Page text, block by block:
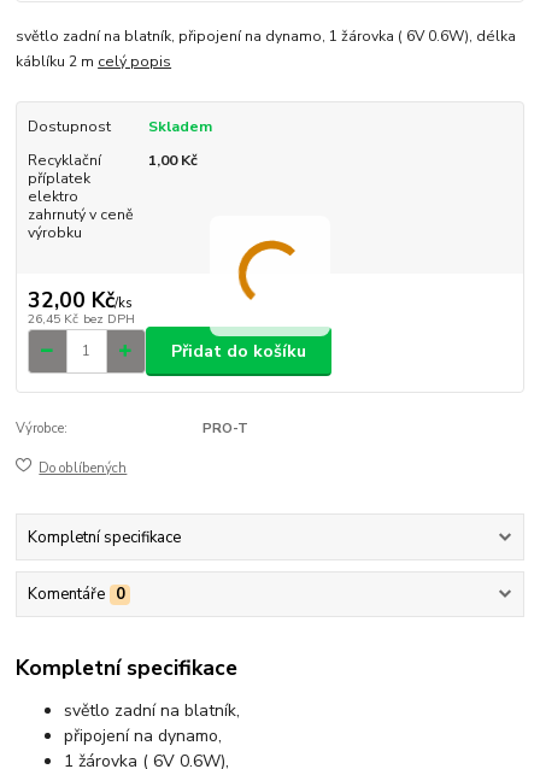
světlo zadní na blatník, připojení na dynamo, 1 žárovka ( 6V 0.6W), délka
káblíku 2 m celý popis
Dostupnost
Skladem
Recyklační
příplatek
elektro
zahrnutý v ceně
výrobku
1,00 Kč
32,00 Kč/ks
26,45 Kč bez DPH
Přidat do košíku
Výrobce: PRO-T
Do oblíbených
Kompletní specifikace
Komentáře 0
Kompletní specifikace
světlo zadní na blatník,
připojení na dynamo,
1 žárovka ( 6V 0.6W),